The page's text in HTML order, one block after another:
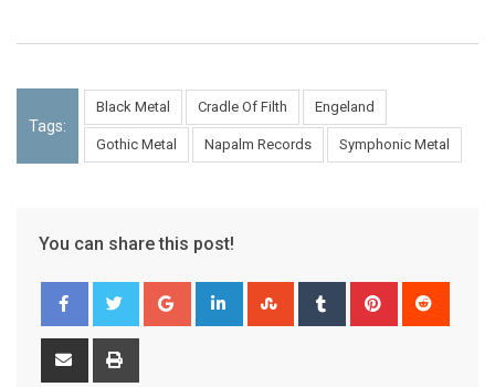
Tags:
Black Metal Cradle Of Filth Engeland
Gothic Metal Napalm Records Symphonic Metal
You can share this post!